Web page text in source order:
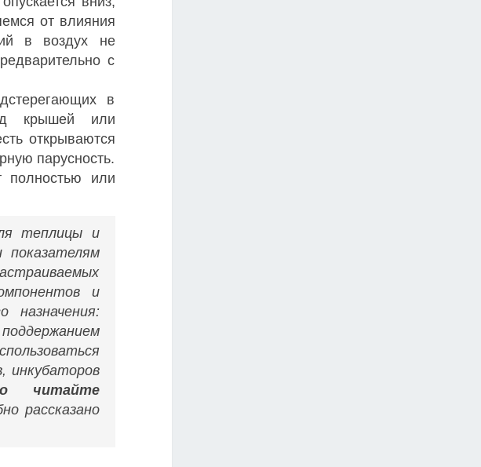
от влияния
в воздух не
с
в
крышей или
открываются
парусность.
полностью или
теплицы и
и
назначения:
инкубаторов
читайте
рассказано